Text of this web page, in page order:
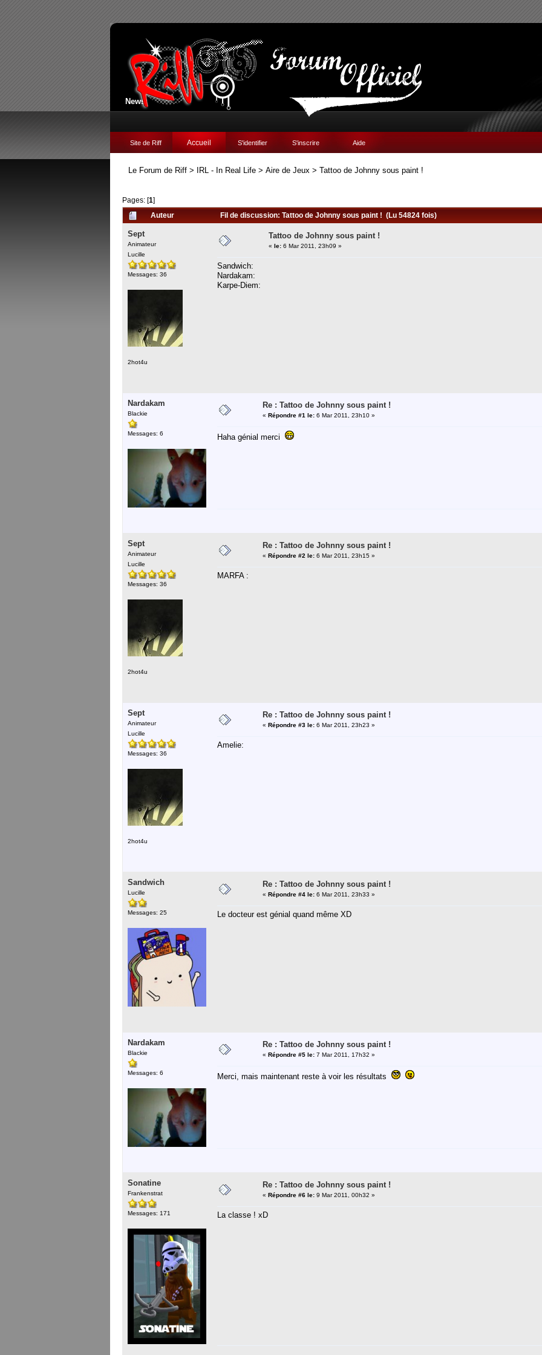
News:
Site de Riff Accueil S'identifier S'inscrire Aide
Le Forum de Riff > IRL - In Real Life > Aire de Jeux > Tattoo de Johnny sous paint !
Pages: [1]
Auteur Fil de discussion: Tattoo de Johnny sous paint ! (Lu 54824 fois)
Sept
Animateur
Lucille
Messages: 36
2hot4u
Tattoo de Johnny sous paint !
« le: 6 Mar 2011, 23h09 »
Sandwich:
Nardakam:
Karpe-Diem:
Nardakam
Blackie
Messages: 6
Re : Tattoo de Johnny sous paint !
« Répondre #1 le: 6 Mar 2011, 23h10 »
Haha génial merci
Sept
Animateur
Lucille
Messages: 36
2hot4u
Re : Tattoo de Johnny sous paint !
« Répondre #2 le: 6 Mar 2011, 23h15 »
MARFA :
Sept
Animateur
Lucille
Messages: 36
2hot4u
Re : Tattoo de Johnny sous paint !
« Répondre #3 le: 6 Mar 2011, 23h23 »
Amelie:
Sandwich
Lucille
Messages: 25
Re : Tattoo de Johnny sous paint !
« Répondre #4 le: 6 Mar 2011, 23h33 »
Le docteur est génial quand même XD
Nardakam
Blackie
Messages: 6
Re : Tattoo de Johnny sous paint !
« Répondre #5 le: 7 Mar 2011, 17h32 »
Merci, mais maintenant reste à voir les résultats
Sonatine
Frankenstrat
Messages: 171
Re : Tattoo de Johnny sous paint !
« Répondre #6 le: 9 Mar 2011, 00h32 »
La classe ! xD